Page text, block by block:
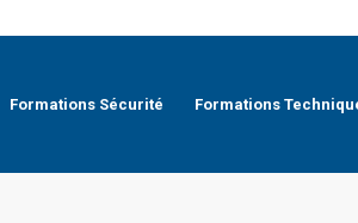
Formations Sécurité Formations